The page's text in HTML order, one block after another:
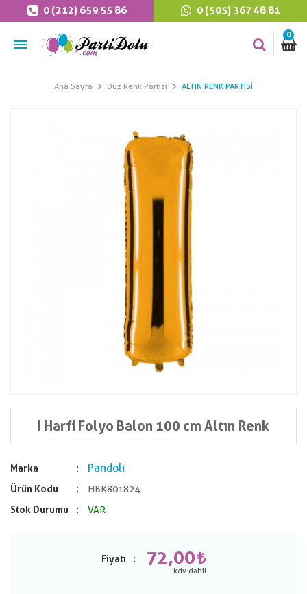
0 (212) 659 55 86 0 (505) 367 48 81
0
Ana Sayfa Düz Renk Partisi ALTIN RENK PARTISI
I Harfi Folyo Balon 100 cm Altın Renk
Marka Pandoli
Ürün Kodu
HBK801824
Stok Durumu
VAR
Fiyatı 72,00